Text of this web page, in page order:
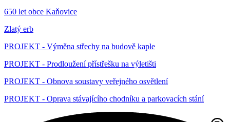
650 let obce Kaňovice
Zlatý erb
PROJEKT - Výměna střechy na budově kaple
PROJEKT - Prodloužení přístřešku na výletišti
PROJEKT - Obnova soustavy veřejného osvětlení
PROJEKT - Oprava stávajícího chodníku a parkovacích stání